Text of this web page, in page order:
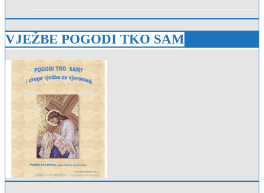
VJEŽBE POGODI TKO SAM